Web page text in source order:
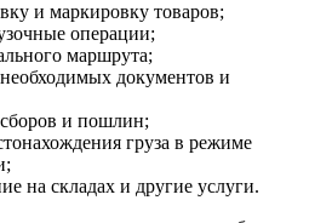
и маркировку товаров;
операции;
маршрута;
документов и
и пошлин;
груза в режиме
на складах и другие услуги.